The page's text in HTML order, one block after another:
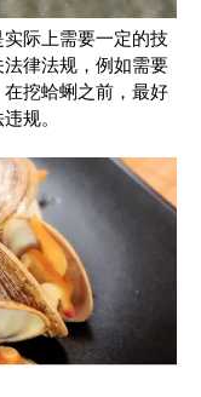
际上需要一定的技
律法规，例如需要
挖蛤蜊之前，最好
规。